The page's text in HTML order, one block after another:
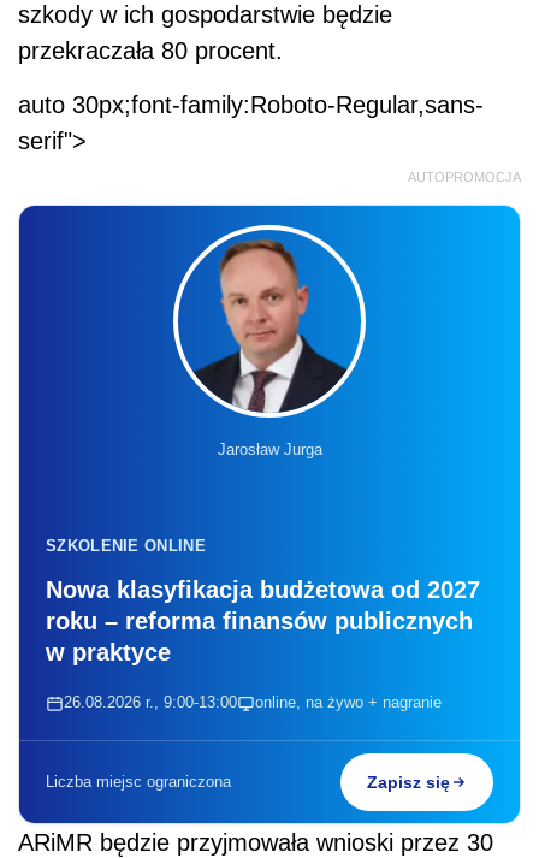
szkody w ich gospodarstwie będzie
przekraczała 80 procent.
auto 30px;font-family:Roboto-Regular,sans-
serif">
AUTOPROMOCJA
Jarosław Jurga
SZKOLENIE ONLINE
Nowa klasyfikacja budżetowa od 2027
roku – reforma finansów publicznych
w praktyce
26.08.2026 r., 9:00-13:00 online, na żywo + nagranie
Liczba miejsc ograniczona Zapisz się
ARiMR będzie przyjmowała wnioski przez 30